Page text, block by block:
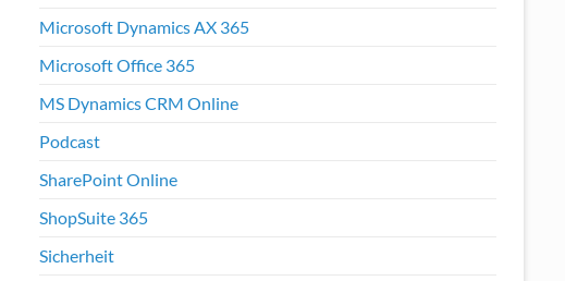
Microsoft Dynamics AX 365
Microsoft Office 365
MS Dynamics CRM Online
Podcast
SharePoint Online
ShopSuite 365
Sicherheit